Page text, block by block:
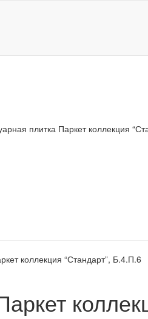
плитка Паркет коллекция
коллекция “Стандарт”, Б.4.П.6